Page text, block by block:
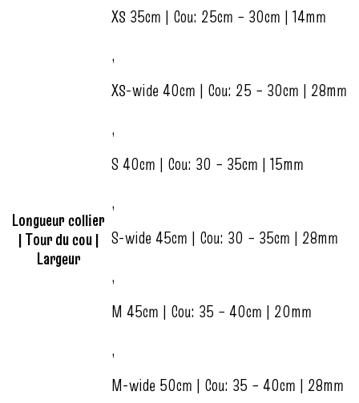
Longueur collier
| Tour du cou |
Largeur
XS 35cm | Cou: 25cm – 30cm | 14mm
,
XS-wide 40cm | Cou: 25 – 30cm | 28mm
,
S 40cm | Cou: 30 – 35cm | 15mm
,
S-wide 45cm | Cou: 30 – 35cm | 28mm
,
M 45cm | Cou: 35 – 40cm | 20mm
,
M-wide 50cm | Cou: 35 – 40cm | 28mm